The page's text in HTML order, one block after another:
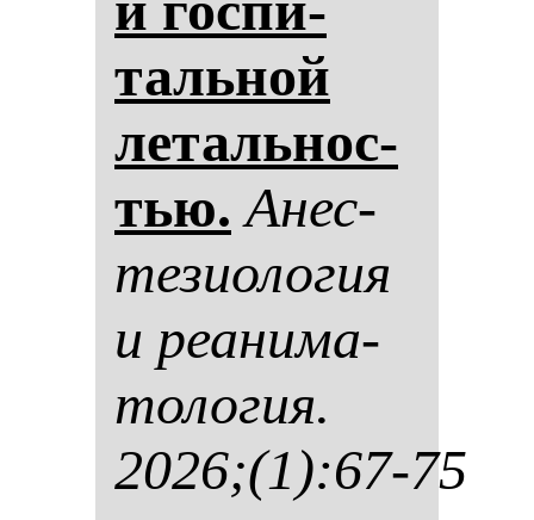
таль­ной
ле­таль­нос­
тью. Анес­
те­зи­оло­гия
и ре­ани­ма­
то­ло­гия.
2026;(1):67-75